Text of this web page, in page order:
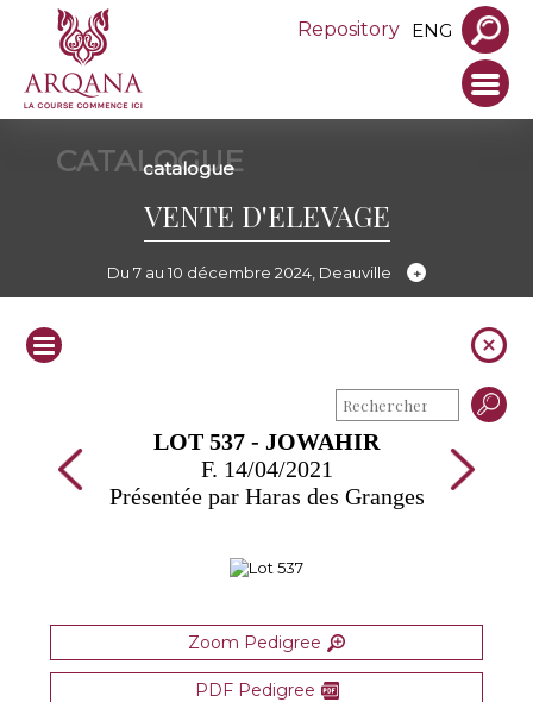
Repository ENG
CATALOGUE
catalogue
VENTE D'ELEVAGE
Du 7 au 10 décembre 2024, Deauville
LOT 537 - JOWAHIR
F. 14/04/2021
Présentée par Haras des Granges
Zoom Pedigree
PDF Pedigree